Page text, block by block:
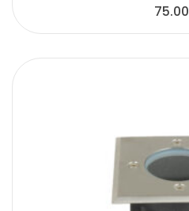
75.00